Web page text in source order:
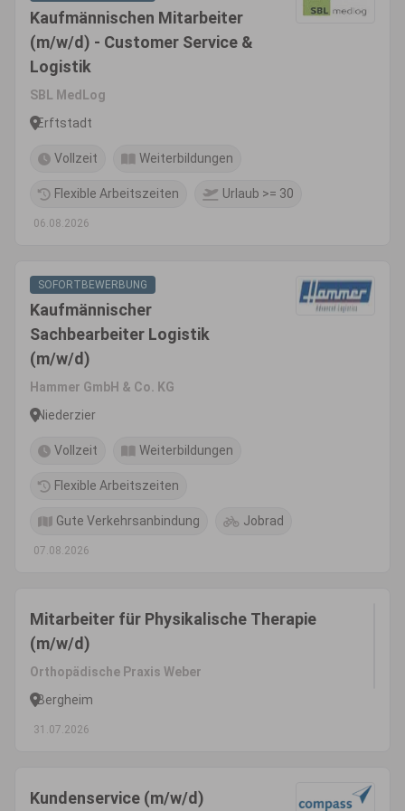
Kaufmännischen Mitarbeiter
(m/w/d) - Customer Service &
Logistik
SBL MedLog
Erftstadt
Vollzeit Weiterbildungen
Flexible Arbeitszeiten Urlaub >= 30
06.08.2026
SOFORTBEWERBUNG
Kaufmännischer
Sachbearbeiter Logistik
(m/w/d)
Hammer GmbH & Co. KG
Niederzier
Vollzeit Weiterbildungen
Flexible Arbeitszeiten
Gute Verkehrsanbindung Jobrad
07.08.2026
Mitarbeiter für Physikalische Therapie
(m/w/d)
Orthopädische Praxis Weber
Bergheim
31.07.2026
Kundenservice (m/w/d)